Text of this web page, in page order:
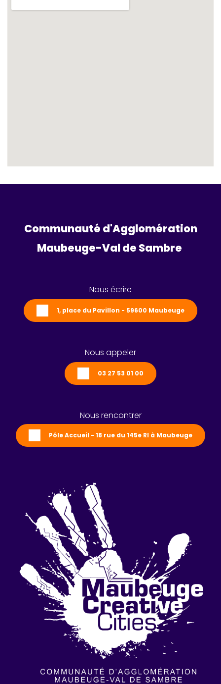
Communauté d'Agglomération
Maubeuge-Val de Sambre
Nous écrire
1, place du Pavillon - 59600 Maubeuge
Nous appeler
03 27 53 01 00
Nous rencontrer
Pôle Accueil - 18 rue du 145e RI à Maubeuge